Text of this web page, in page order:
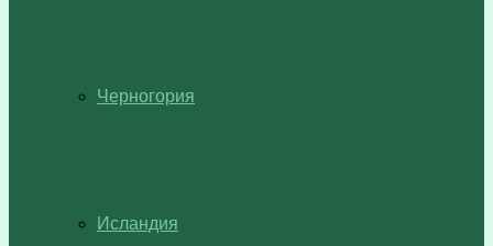
Черногория
Исландия